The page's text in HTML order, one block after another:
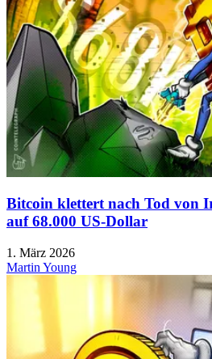
Bitcoin klettert nach Tod von
auf 68.000 US-Dollar
1. März 2026
Martin Young